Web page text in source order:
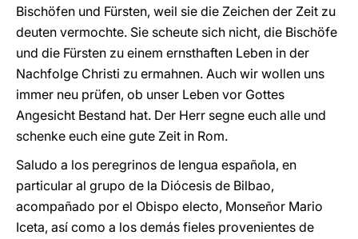
Bischöfen und Fürsten, weil sie die Zeichen der Zeit zu
deuten vermochte. Sie scheute sich nicht, die Bischöfe
und die Fürsten zu einem ernsthaften Leben in der
Nachfolge Christi zu ermahnen. Auch wir wollen uns
immer neu prüfen, ob unser Leben vor Gottes
Angesicht Bestand hat. Der Herr segne euch alle und
schenke euch eine gute Zeit in Rom.
Saludo a los peregrinos de lengua española, en
particular al grupo de la Diócesis de Bilbao,
acompañado por el Obispo electo, Monseñor Mario
Iceta, así como a los demás fieles provenientes de